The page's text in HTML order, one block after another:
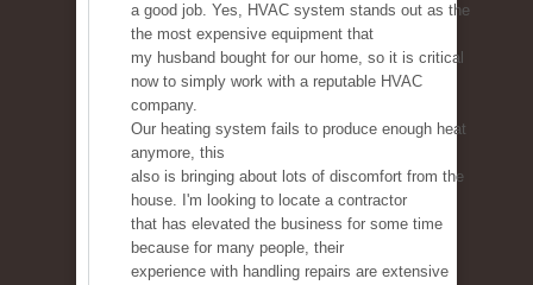
a good job. Yes, HVAC system stands out as the
the most expensive equipment that
my husband bought for our home, so it is critical
now to simply work with a reputable HVAC
company.
Our heating system fails to produce enough heat
anymore, this
also is bringing about lots of discomfort from the
house. I'm looking to locate a contractor
that has elevated the business for some time
because for many people, their
experience with handling repairs are extensive